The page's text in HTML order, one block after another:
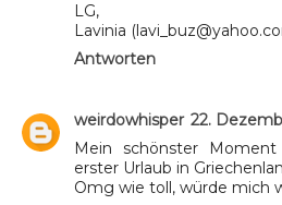
LG,
Lavinia
Antworten
weirdowhisper 22.
Mein schönster
erster Urlaub in
Omg wie toll, würde mich